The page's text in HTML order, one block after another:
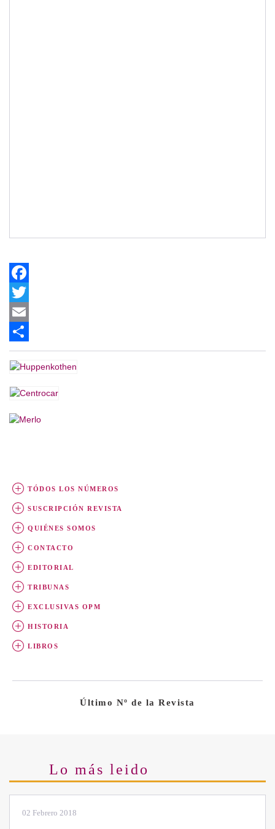
Facebook
Twitter
Email
Share
TÓDOS LOS NÚMEROS
SUSCRIPCIÓN REVISTA
QUIÉNES SOMOS
CONTACTO
EDITORIAL
TRIBUNAS
EXCLUSIVAS OPM
HISTORIA
LIBROS
Último Nº de la Revista
Lo más leido
28 Enero 2019